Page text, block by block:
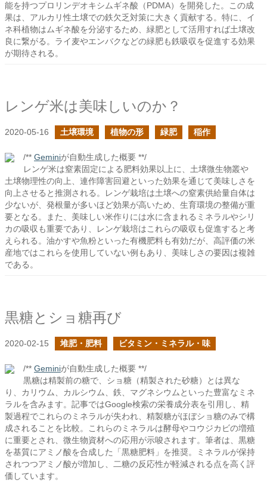
能を持つプロリンデオキシムギネ酸（PDMA）を開発した。この成
果は、アルカリ性土壌での鉄欠乏対策に大きく貢献する。特に、イ
ネ科植物はムギネ酸を分泌するため、緑肥として活用すれば土壌改
良に繋がる。ライ麦やエンバクなどの緑肥も鉄吸収を促進する効果
が期待される。
レンゲ米は美味しいのか？
2020-05-16 土壌環境 植物の形 緑肥 稲作
/** Geminiが自動生成した概要 **/
レンゲ米は窒素固定による肥料効果以上に、土壌微生物叢や
土壌物理性の向上、連作障害回避といった効果を通じて美味しさを
向上させると推測される。レンゲ栽培は土壌への窒素供給量自体は
少ないが、発根量が多いほど効果が高いため、生育環境の整備が重
要となる。また、美味しい米作りには水に含まれるミネラルやシリ
カの吸収も重要であり、レンゲ栽培はこれらの吸収も促進すると考
えられる。油かすや魚粉といった有機肥料も有効だが、高評価の米
産地ではこれらを使用していない例もあり、美味しさの要因は複雑
である。
黒糖とショ糖再び
2020-02-15 堆肥・肥料 ビタミン・ミネラル・味
/** Geminiが自動生成した概要 **/
黒糖は精製前の糖で、ショ糖（精製された砂糖）とは異な
り、カリウム、カルシウム、鉄、マグネシウムといった豊富なミネ
ラルを含みます。記事ではGoogle検索の栄養成分表を引用し、精
製過程でこれらのミネラルが失われ、精製糖がほぼショ糖のみで構
成されることを比較。これらのミネラルは酵母やコウジカビの増殖
に重要とされ、微生物資材への応用が示唆されます。筆者は、黒糖
を基質にアミノ酸を合成した「黒糖肥料」を推奨。ミネラルが保持
されつつアミノ酸が増加し、二糖の反応性が軽減される点を高く評
価しています。